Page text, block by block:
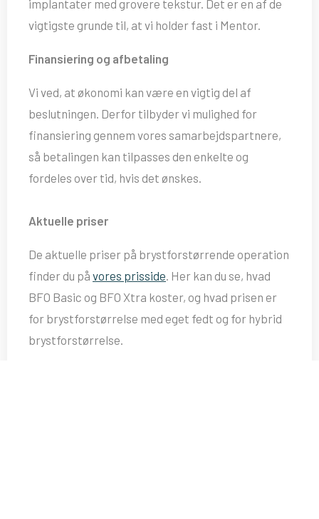
implantater med grovere tekstur. Det er en af de
vigtigste grunde til, at vi holder fast i Mentor.
Finansiering og afbetaling
Vi ved, at økonomi kan være en vigtig del af
beslutningen. Derfor tilbyder vi mulighed for
finansiering gennem vores samarbejdspartnere,
så betalingen kan tilpasses den enkelte og
fordeles over tid, hvis det ønskes.
Aktuelle priser
De aktuelle priser på brystforstørrende operation
finder du på vores prisside. Her kan du se, hvad
BFO Basic og BFO Xtra koster, og hvad prisen er
for brystforstørrelse med eget fedt og for hybrid
brystforstørrelse.